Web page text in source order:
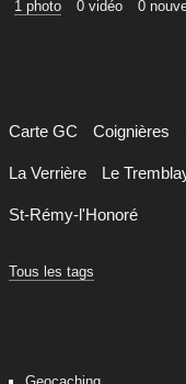
1 photo 0 vidéo 0
Carte GC Coignières
La Verrière Le
St-Rémy-l'Honoré
Tous les tags